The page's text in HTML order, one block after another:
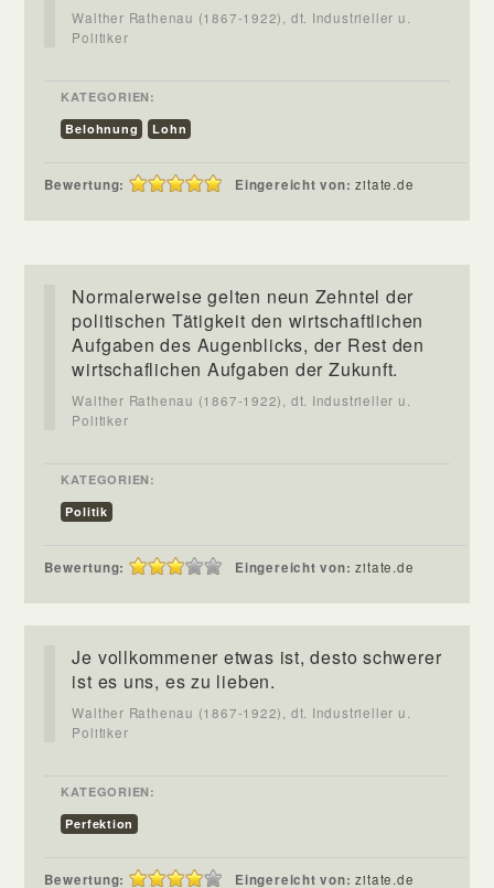
Walther Rathenau (1867-1922), dt. Industrieller u.
Politiker
KATEGORIEN:
Belohnung
Lohn
Bewertung: Eingereicht von:zitate.de
Normalerweise gelten neun Zehntel der
politischen Tätigkeit den wirtschaftlichen
Aufgaben des Augenblicks, der Rest den
wirtschaflichen Aufgaben der Zukunft.
Walther Rathenau (1867-1922), dt. Industrieller u.
Politiker
KATEGORIEN:
Politik
Bewertung: Eingereicht von:zitate.de
Je vollkommener etwas ist, desto schwerer
ist es uns, es zu lieben.
Walther Rathenau (1867-1922), dt. Industrieller u.
Politiker
KATEGORIEN:
Perfektion
Bewertung: Eingereicht von:zitate.de